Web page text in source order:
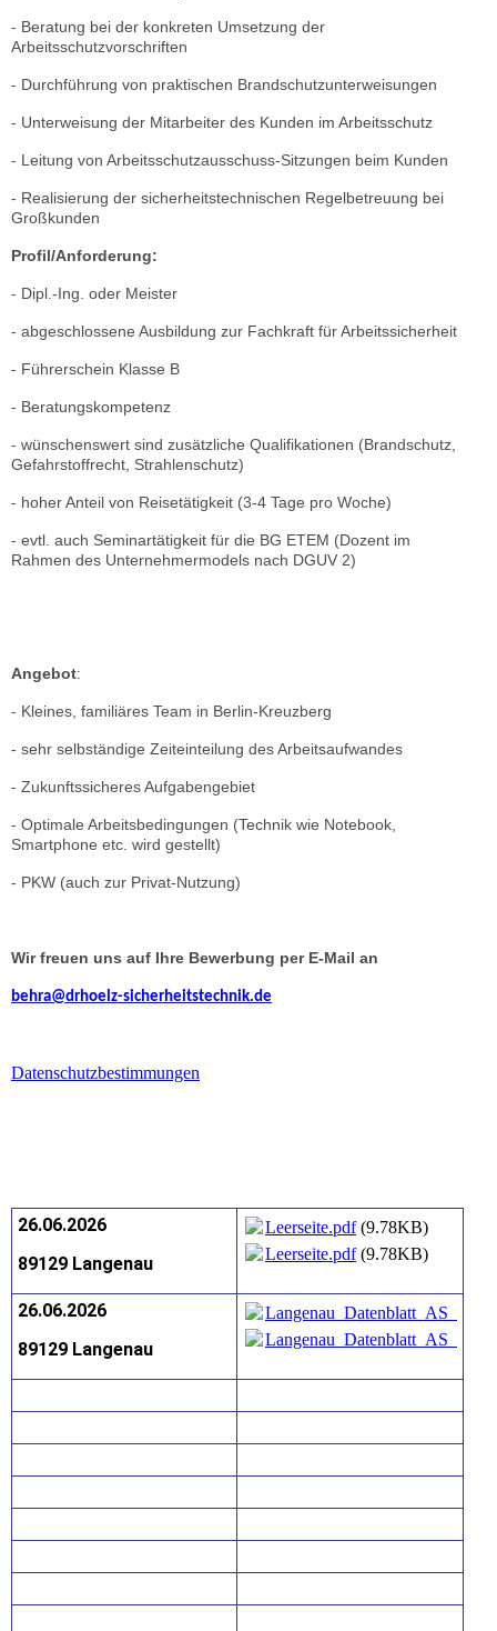
- Beratung bei der konkreten Umsetzung der
Arbeitsschutzvorschriften
- Durchführung von praktischen Brandschutzunterweisungen
- Unterweisung der Mitarbeiter des Kunden im Arbeitsschutz
- Leitung von Arbeitsschutzausschuss-Sitzungen beim Kunden
- Realisierung der sicherheitstechnischen Regelbetreuung bei
Großkunden
Profil/Anforderung:
- Dipl.-Ing. oder Meister
- abgeschlossene Ausbildung zur Fachkraft für Arbeitssicherheit
- Führerschein Klasse B
- Beratungskompetenz
- wünschenswert sind zusätzliche Qualifikationen (Brandschutz,
Gefahrstoffrecht, Strahlenschutz)
- hoher Anteil von Reisetätigkeit (3-4 Tage pro Woche)
- evtl. auch Seminartätigkeit für die BG ETEM (Dozent im
Rahmen des Unternehmermodels nach DGUV 2)
Angebot:
- Kleines, familiäres Team in Berlin-Kreuzberg
- sehr selbständige Zeiteinteilung des Arbeitsaufwandes
- Zukunftssicheres Aufgabengebiet
- Optimale Arbeitsbedingungen (Technik wie Notebook,
Smartphone etc. wird gestellt)
- PKW (auch zur Privat-Nutzung)
Wir freuen uns auf Ihre Bewerbung per E-Mail an
behra@drhoelz-sicherheitstechnik.de
Datenschutzbestimmungen
26.06.2026
89129 Langenau
Leerseite.pdf(9.78KB)
Leerseite.pdf(9.78KB)
26.06.2026
89129 Langenau